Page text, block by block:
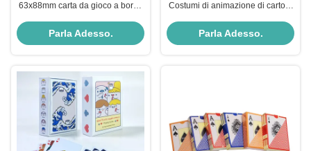
63x88mm carta da gioco a bordo
print
Parla Adesso.
Costumi di animazione di cartoni
Deck di carte da gioco stampato
per carta normale
Parla Adesso.